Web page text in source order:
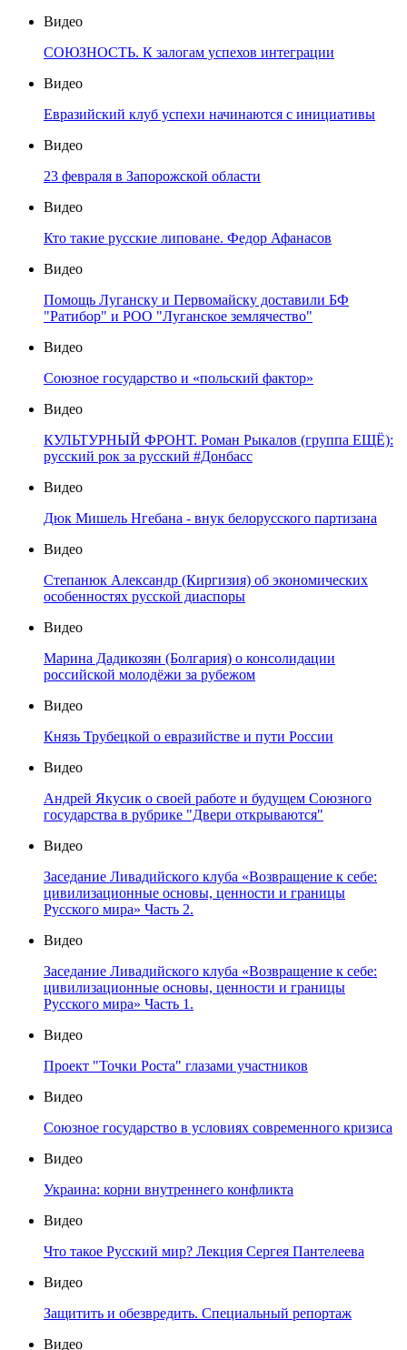
Видео
СОЮЗНОСТЬ. К залогам успехов интеграции
Видео
Евразийский клуб успехи начинаются с инициативы
Видео
23 февраля в Запорожской области
Видео
Кто такие русские липоване. Федор Афанасов
Видео
Помощь Луганску и Первомайску доставили БФ
"Ратибор" и РОО "Луганское землячество"
Видео
Союзное государство и «польский фактор»
Видео
КУЛЬТУРНЫЙ ФРОНТ. Роман Рыкалов (группа ЕЩЁ):
русский рок за русский #Донбасс
Видео
Дюк Мишель Нгебана - внук белорусского партизана
Видео
Степанюк Александр (Киргизия) об экономических
особенностях русской диаспоры
Видео
Марина Дадикозян (Болгария) о консолидации
российской молодёжи за рубежом
Видео
Князь Трубецкой о евразийстве и пути России
Видео
Андрей Якусик о своей работе и будущем Союзного
государства в рубрике "Двери открываются"
Видео
Заседание Ливадийского клуба «Возвращение к себе:
цивилизационные основы, ценности и границы
Русского мира» Часть 2.
Видео
Заседание Ливадийского клуба «Возвращение к себе:
цивилизационные основы, ценности и границы
Русского мира» Часть 1.
Видео
Проект "Точки Роста" глазами участников
Видео
Союзное государство в условиях современного кризиса
Видео
Украина: корни внутреннего конфликта
Видео
Что такое Русский мир? Лекция Сергея Пантелеева
Видео
Защитить и обезвредить. Специальный репортаж
Видео